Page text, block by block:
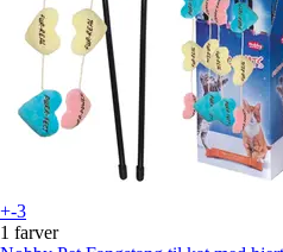
+-3
1 farver